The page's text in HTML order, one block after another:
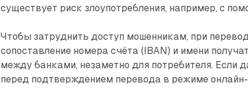
существует риск злоупотреб­ления, например, с
Чтобы затруднить доступ мошенникам, при
сопоставление номера счёта (IBAN) и имени
между банками, незаметно для потребителя. Если
перед подтверждением перевода в режиме